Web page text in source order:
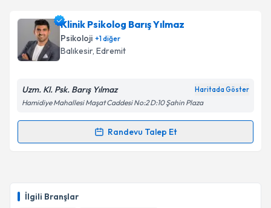
İlgili Branşlar
Klinik Psikolog Barış Yılmaz
Psikoloji +1diğer
Balıkesir, Edremit
Uzm. Kl. Psk. Barış Yılmaz Haritada Göster
Hamidiye Mahallesi Maşat Caddesi No:2 D:10 Şahin Plaza
Randevu Talep Et
Randevu Takvimi Talebi
için bir takvim hazırlandığında e-posta ile